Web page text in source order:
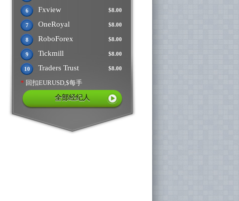
$8.00
6 Fxview
$8.00
7 OneRoyal
$8.00
8 RoboForex
$8.00
9 Tickmill
$8.00
10 Traders Trust
* 回扣EURUSD,$每手
全部经纪人